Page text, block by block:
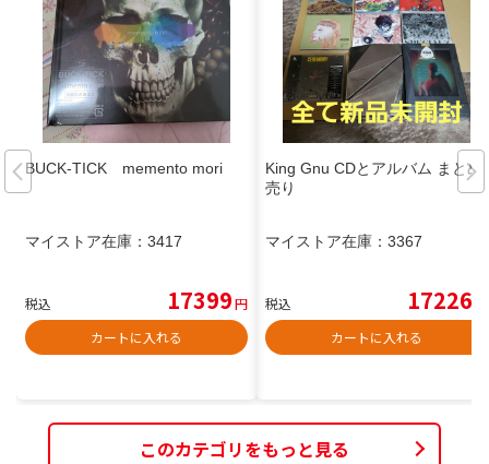
BUCK-TICK memento mori
マイストア在庫： 3417
税込 17399円
カートに入れる
King Gnu CDとアルバム まとめ
売り
マイストア在庫： 3367
税込 17226
カートに入れる
このカテゴリをもっと見る